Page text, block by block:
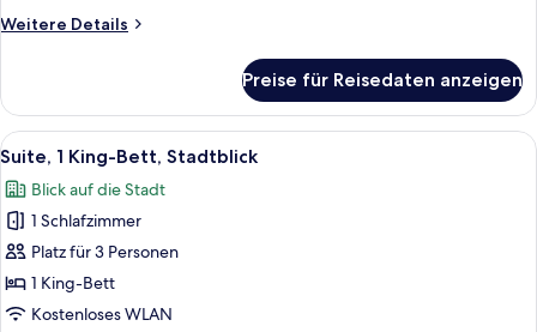
anzeigen
Weitere Details
Weitere
1 King-
Bett,
Stadtblick
Preise für Reisedaten anzeigen
Alle
Fotos
für
Suite,
1 King-
Bett,
Stadtblick
Ein modernes Hotelzimmer mit
2
Suite, 1 King-Bett, Stadtblick
Blick auf die Stadt
1 Schlafzimmer
Platz für 3 Personen
1 King-Bett
Kostenloses WLAN